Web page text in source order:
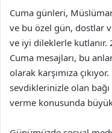
Cuma günleri,
ve bu özel gün, dostlar
ve iyi dileklerle kutlanır.
Cuma mesajları, bu
olarak karşımıza
sevdiklerinizle olan
verme konusunda